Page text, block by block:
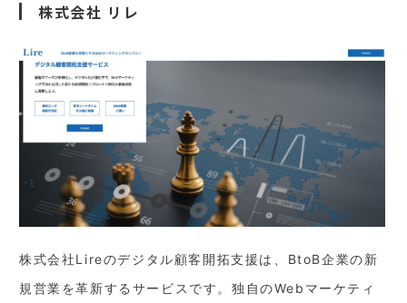
株式会社 リレ
株式会社Lireのデジタル顧客開拓支援は、BtoB企業の新
規営業を革新するサービスです。独自のWebマーケティ